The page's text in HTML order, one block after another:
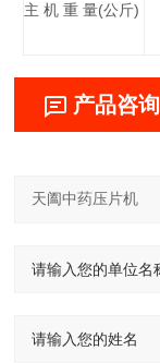
主 机 重 量(公斤)
产品咨询